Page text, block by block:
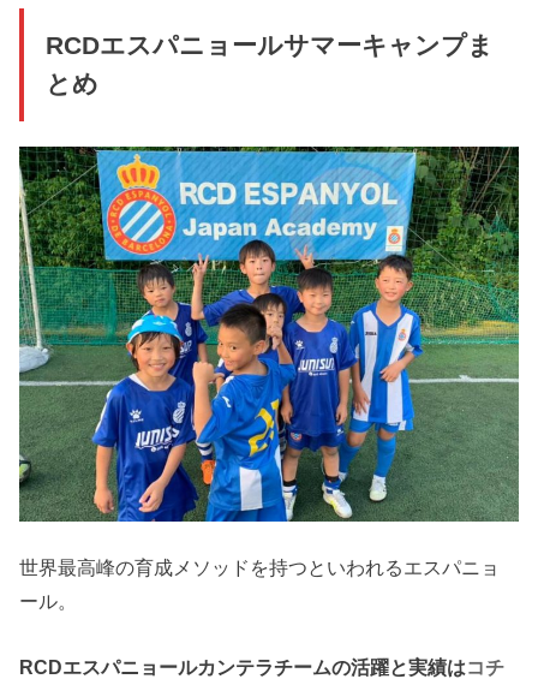
RCDエスパニョールサマーキャンプま
とめ
世界最高峰の育成メソッドを持つといわれるエスパニョ
ール。
RCDエスパニョールカンテラチームの活躍と実績はコチ